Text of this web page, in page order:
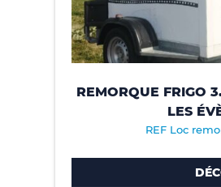
REMORQUE FRIGO
LES
REF Loc